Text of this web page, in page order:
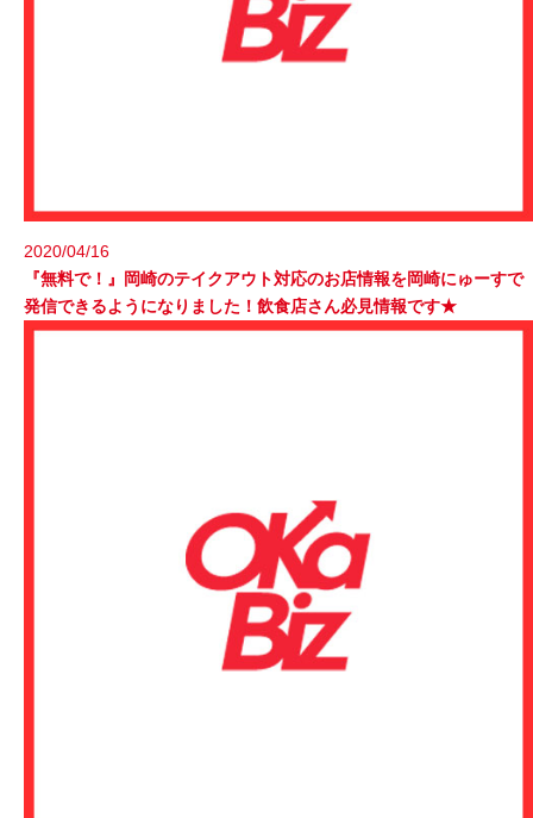
2020/04/16
『無料で！』岡崎のテイクアウト対応のお店情報を岡崎にゅーすで
発信できるようになりました！飲食店さん必見情報です★